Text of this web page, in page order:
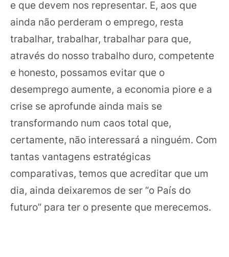
e que devem nos representar. E, aos que
ainda não perderam o emprego, resta
trabalhar, trabalhar, trabalhar para que,
através do nosso trabalho duro, competente
e honesto, possamos evitar que o
desemprego aumente, a economia piore e a
crise se aprofunde ainda mais se
transformando num caos total que,
certamente, não interessará a ninguém. Com
tantas vantagens estratégicas
comparativas, temos que acreditar que um
dia, ainda deixaremos de ser “o País do
futuro” para ter o presente que merecemos.